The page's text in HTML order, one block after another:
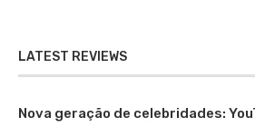
LATEST REVIEWS
Nova geração de celebridades: